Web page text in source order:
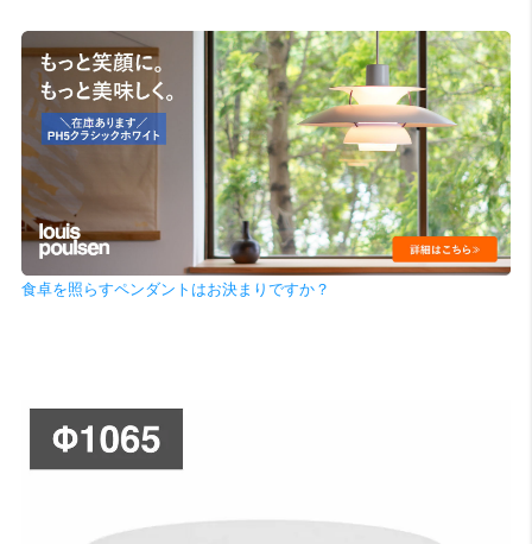
食卓を照らすペンダントはお決まりですか？